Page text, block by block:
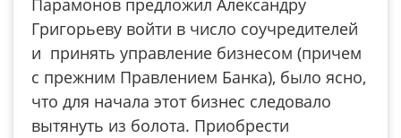
Парамонов предложил Александру
Григорьеву войти в число соучредителей
и принять управление бизнесом (причем
с прежним Правлением Банка), было ясно,
что для начала этот бизнес следовало
вытянуть из болота. Приобрести